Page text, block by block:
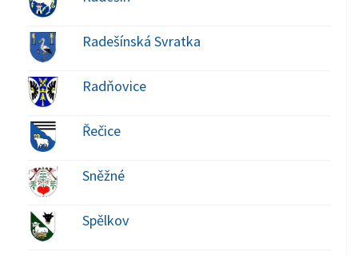
Radešínská Svratka
Radňovice
Řečice
Sněžné
Spělkov